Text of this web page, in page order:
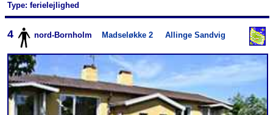
Type: ferielejlighed
4 nord-Bornholm Madseløkke 2 Allinge Sandvig